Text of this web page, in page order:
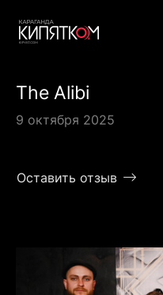
The Alibi
9 октября 2025
Оставить отзыв